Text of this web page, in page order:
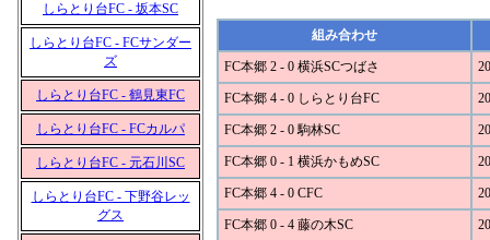
しらとり台FC - 坂本SC
しらとり台FC - FCサンダー
ズ
しらとり台FC - 鶴見東FC
しらとり台FC - FCカルパ
しらとり台FC - 元石川SC
しらとり台FC - 下野谷レッ
グス
組み合わせ
FC本郷 2 - 0 横浜SCつばさ
FC本郷 4 - 0 しらとり台FC
FC本郷 2 - 0 駒林SC
FC本郷 0 - 1 横浜かもめSC
FC本郷 4 - 0 CFC
FC本郷 0 - 4 藤の木SC